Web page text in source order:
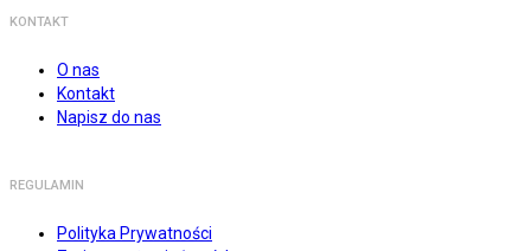
KONTAKT
O nas
Kontakt
Napisz do nas
REGULAMIN
Polityka Prywatności